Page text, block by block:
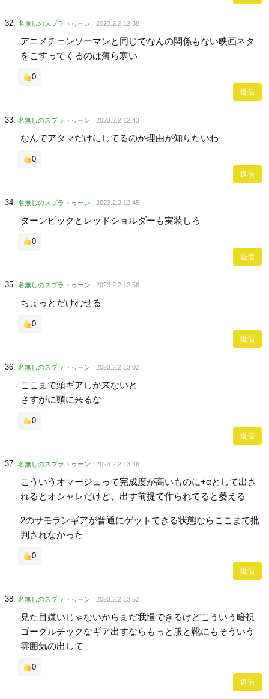
名無しのスプラトゥーン 2023.2.2 12:38
アニメチェンソーマンと同じでなんの関係もない映画ネタ
をこすってくるのは薄ら寒い
0
返信
名無しのスプラトゥーン 2023.2.2 12:43
なんでアタマだけにしてるのか理由が知りたいわ
0
返信
名無しのスプラトゥーン 2023.2.2 12:45
ターンピックとレッドショルダーも実装しろ
0
返信
名無しのスプラトゥーン 2023.2.2 12:56
ちょっとだけむせる
0
返信
名無しのスプラトゥーン 2023.2.2 13:02
ここまで頭ギアしか来ないと
さすがに頭に来るな
0
返信
名無しのスプラトゥーン 2023.2.2 13:46
こういうオマージュって完成度が高いものに+αとして出さ
れるとオシャレだけど、出す前提で作られてると萎える
2のサモランギアが普通にゲットできる状態ならここまで批
判されなかった
0
返信
名無しのスプラトゥーン 2023.2.2 13:52
見た目嫌いじゃないからまだ我慢できるけどこういう暗視
ゴーグルチックなギア出すならもっと服と靴にもそういう
雰囲気の出して
0
返信